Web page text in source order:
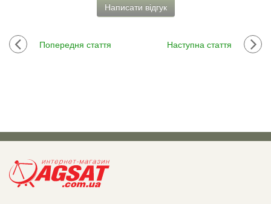
Написати відгук
Попередня стаття Наступна стаття